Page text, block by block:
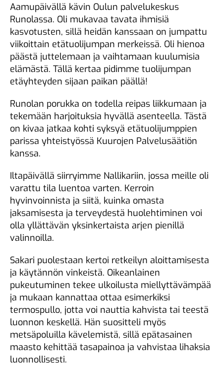
Aamupäivällä kävin Oulun palvelukeskus
Runolassa. Oli mukavaa tavata ihmisiä
kasvotusten, sillä heidän kanssaan on jumpattu
viikoittain etätuolijumpan merkeissä. Oli hienoa
päästä juttelemaan ja vaihtamaan kuulumisia
elämästä. Tällä kertaa pidimme tuolijumpan
etäyhteyden sijaan paikan päällä!
Runolan porukka on todella reipas liikkumaan ja
tekemään harjoituksia hyvällä asenteella. Tästä
on kivaa jatkaa kohti syksyä etätuolijumppien
parissa yhteistyössä Kuurojen Palvelusäätiön
kanssa.
Iltapäivällä siirryimme Nallikariin, jossa meille oli
varattu tila luentoa varten. Kerroin
hyvinvoinnista ja siitä, kuinka omasta
jaksamisesta ja terveydestä huolehtiminen voi
olla yllättävän yksinkertaista arjen pienillä
valinnoilla.
Sakari puolestaan kertoi retkeilyn aloittamisesta
ja käytännön vinkeistä. Oikeanlainen
pukeutuminen tekee ulkoilusta miellyttävämpää
ja mukaan kannattaa ottaa esimerkiksi
termospullo, jotta voi nauttia kahvista tai teestä
luonnon keskellä. Hän suositteli myös
metsäpoluilla kävelemistä, sillä epätasainen
maasto kehittää tasapainoa ja vahvistaa lihaksia
luonnollisesti.